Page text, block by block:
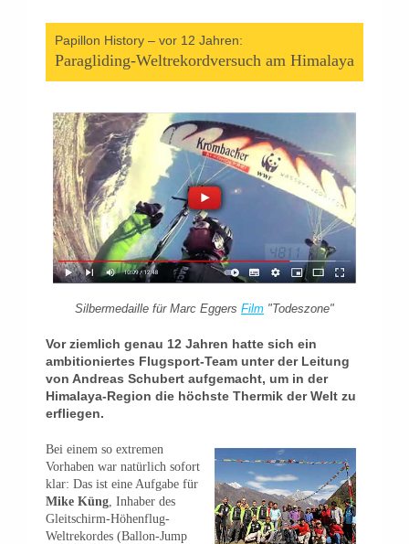
Papillon History – vor 12 Jahren:
Paragliding-Weltrekordversuch am Himalaya
Silbermedaille für Marc Eggers Film "Todeszone"
Vor ziemlich genau 12 Jahren hatte sich ein
ambitioniertes Flugsport-Team unter der Leitung
von Andreas Schubert aufgemacht, um in der
Himalaya-Region die höchste Thermik der Welt zu
erfliegen.
Bei einem so extremen
Vorhaben war natürlich sofort
klar: Das ist eine Aufgabe für
Mike Küng, Inhaber des
Gleitschirm-Höhenflug-
Weltrekordes (Ballon-Jump